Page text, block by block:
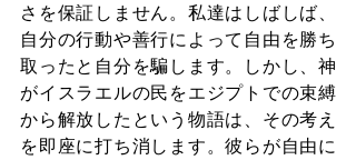
さを保証しません。私達はしばしば、
自分の行動や善行によって自由を勝ち
取ったと自分を騙します。しかし、神
がイスラエルの民をエジプトでの束縛
から解放したという物語は、その考え
を即座に打ち消します。彼らが自由に